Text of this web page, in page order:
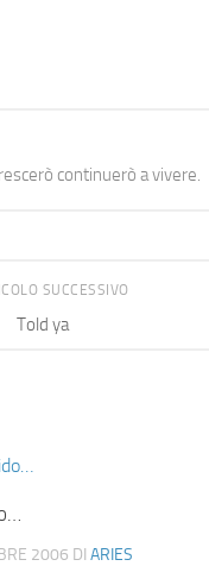
continuerò a vivere.
SUCCESSIVO
Told ya
2006 DI ARIES